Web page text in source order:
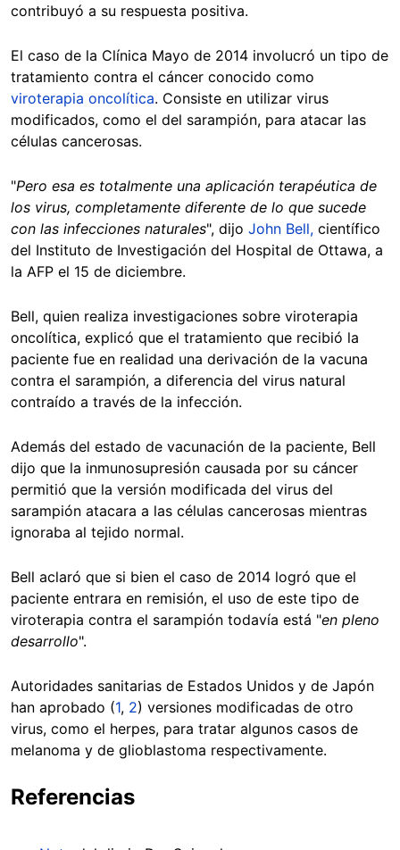
contribuyó a su respuesta positiva.
El caso de la Clínica Mayo de 2014 involucró un tipo de
tratamiento contra el cáncer conocido como
viroterapia oncolítica. Consiste en utilizar virus
modificados, como el del sarampión, para atacar las
células cancerosas.
"Pero esa es totalmente una aplicación terapéutica de
los virus, completamente diferente de lo que sucede
con las infecciones naturales", dijo John Bell, científico
del Instituto de Investigación del Hospital de Ottawa, a
la AFP el 15 de diciembre.
Bell, quien realiza investigaciones sobre viroterapia
oncolítica, explicó que el tratamiento que recibió la
paciente fue en realidad una derivación de la vacuna
contra el sarampión, a diferencia del virus natural
contraído a través de la infección.
Además del estado de vacunación de la paciente, Bell
dijo que la inmunosupresión causada por su cáncer
permitió que la versión modificada del virus del
sarampión atacara a las células cancerosas mientras
ignoraba al tejido normal.
Bell aclaró que si bien el caso de 2014 logró que el
paciente entrara en remisión, el uso de este tipo de
viroterapia contra el sarampión todavía está "en pleno
desarrollo".
Autoridades sanitarias de Estados Unidos y de Japón
han aprobado (1, 2) versiones modificadas de otro
virus, como el herpes, para tratar algunos casos de
melanoma y de glioblastoma respectivamente.
Referencias